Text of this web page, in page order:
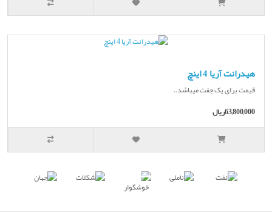
هیدرانت آریا 4 اینچ
قیمت برای یک جفت میباشد..
63,800,000ریال